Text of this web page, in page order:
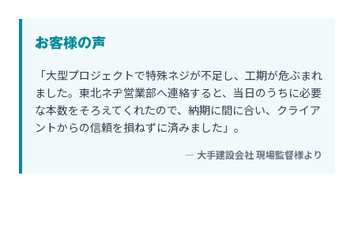
お客様の声
「大型プロジェクトで特殊ネジが不足し、工期が危ぶまれ
ました。東北ネヂ営業部へ連絡すると、当日のうちに必要
な本数をそろえてくれたので、納期に間に合い、クライア
ントからの信頼を損ねずに済みました」。
— 大手建設会社 現場監督様より